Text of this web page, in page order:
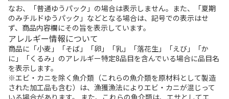
なお、「普通ゆうパック」の場合は表示しません。また、「夏期
のみチルドゆうパック」などとなる場合は、記号での表示はせ
ず、商品内容欄にその旨を表示しています。
アレルギー情報について
商品に「小麦」「そば」「卵」「乳」「落花生」「えび」「か
に」「くるみ」のアレルギー特定8品目を含んでいる場合に品目名
を表示します。
※エビ・カニを除く魚介類（これらの魚介類を原材料として製造
された加工品も含む）は、漁獲漁法によりエビ・カニが混じって
いる場合があります。 また、これらの魚介類は、エサとしてエ